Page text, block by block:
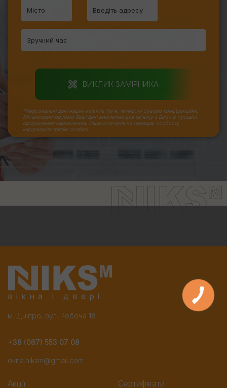
ВИКЛИК ЗАМІРНИКА
*Персональні дані наших клієнтів (ім'я, телефон) суворо конфіденційні.
Ми використовуємо Ваші дані виключно для зв'язку з Вами в процесі
оформлення замовлення. Наша компанія не передає особисту
інформацію третім особам
вікна і двері
м. Дніпро, вул. Робоча 18
+38 (067) 553 07 08
okna.niksm@gmail.com
Акції Сертифікати